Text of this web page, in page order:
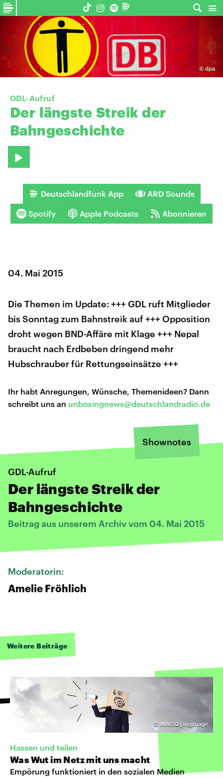
© dpa
GDL-Aufruf
Der längste Streik der
Bahngeschichte
Deutschlandfunk App ARD Sounds
Spotify Apple Podcasts Abonnieren
04. Mai 2015
Die Themen im Update: +++ GDL ruft Mitglieder
bis Sonntag zum Bahnstreik auf +++ Opposition
droht wegen BND-Affäre mit Klage +++ Nepal
braucht nach Erdbeben dringend mehr
Hubschrauber für Rettungseinsätze +++
Ihr habt Anregungen, Wünsche, Themenideen? Dann
schreibt uns an unboxingnews@deutschlandradio.de
Shownotes
GDL-Aufruf
Der längste Streik der
Bahngeschichte
Beitrag aus unserem Archiv vom 04. Mai 2015
Moderatorin:
Amelie Fröhlich
Weitere Beiträge
© IMAGO | ingimage
Hassen und teilen
Was Wut im Netz mit uns macht
Empörung funktioniert in den sozialen Medien